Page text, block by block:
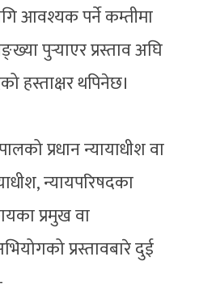
आवश्यक पर्ने कम्तीमा
पुर्‍याएर प्रस्ताव अघि
हस्ताक्षर थपिनेछ।
प्रधान न्यायाधीश वा
न्यायपरिषदका
प्रमुख वा
प्रस्तावबारे दुई